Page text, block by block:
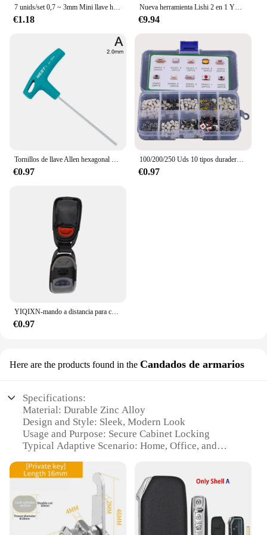
7 unids/set 0,7 ~ 3mm Mini llave hexagonal juego de llaves Allen llave de acero de aleación Kit de destornilladores herramientas manuales de reparación multifuncionales
€1.18
Nueva herramienta Lishi 2 en 1 YH35R YH35R-MAG YH35R-EXT lector de llaves YH35 para herramienta de cerrajero de llaves de motocicleta yamaha
€9.94
€0.97
100/200/250 Uds 10 tipos duradero Control remoto de coche tableta Actile interruptor de botón llaves de coche botón táctil microinterruptor con caja
€0.97
€0.97
Here are the products found in the Candados de armarios
Specifications:
Material: Durable Zinc Alloy
Design and Style: Sleek, Modern Look
Usage and Purpose: Secure Cabinet Locking
Typical Adaptive Scenario: Home, Office, and
Shape or Size: Compact and Easy to Install
Performance and Property: High-Security, Rust-
Resistant
Features:
**Effortless Security for Your Valuables**